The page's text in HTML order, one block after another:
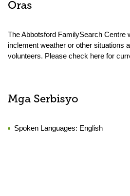
Oras
The Abbotsford FamilySearch Centre
inclement weather or other situations
volunteers. Please check here for
Mga Serbisyo
Spoken Languages: English